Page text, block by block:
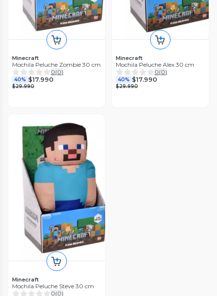
Minecraft
Mochila Peluche Zombie 30 cm
0(0)
40% $17.990
$29.990
Minecraft
Mochila Peluche Alex 30 cm
0(0)
40% $17.990
$29.990
Minecraft
Mochila Peluche Steve 30 cm
0(0)